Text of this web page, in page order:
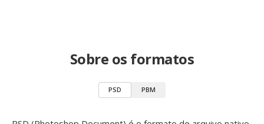
Sobre os formatos
PSD PBM